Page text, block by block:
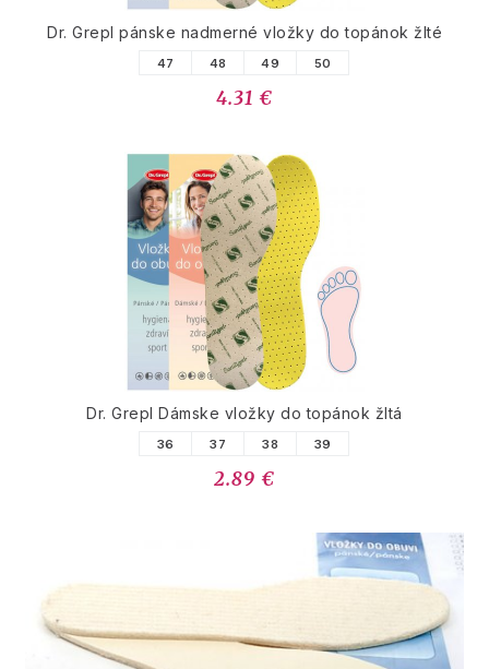
Dr. Grepl pánske nadmerné vložky do topánok žlté
47 48 49 50
4.31 €
Dr. Grepl Dámske vložky do topánok žltá
36 37 38 39
2.89 €